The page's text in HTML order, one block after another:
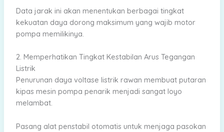
Data jarak ini akan menentukan berbagai tingkat
kekuatan daya dorong maksimum yang wajib motor
pompa memilikinya.
2. Memperhatikan Tingkat Kestabilan Arus Tegangan
Listrik
Penurunan daya voltase listrik rawan membuat putaran
kipas mesin pompa penarik menjadi sangat loyo
melambat.
Pasang alat penstabil otomatis untuk menjaga pasokan